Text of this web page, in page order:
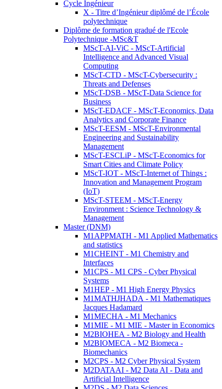
Cycle Ingénieur
X - Titre d’Ingénieur diplômé de l’École
polytechnique
Diplôme de formation gradué de l'Ecole
Polytechnique -MSc&T
MScT-AI-ViC - MScT-Artificial
Intelligence and Advanced Visual
Computing
MScT-CTD - MScT-Cybersecurity :
Threats and Defenses
MScT-DSB - MScT-Data Science for
Business
MScT-EDACF - MScT-Economics, Data
Analytics and Corporate Finance
MScT-EESM - MScT-Environmental
Engineering and Sustainability
Management
MScT-ESCLiP - MScT-Economics for
Smart Cities and Climate Policy
MScT-IOT - MScT-Internet of Things :
Innovation and Management Program
(IoT)
MScT-STEEM - MScT-Energy
Environment : Science Technology &
Management
Master (DNM)
M1APPMATH - M1 Applied Mathematics
and statistics
M1CHEINT - M1 Chemistry and
Interfaces
M1CPS - M1 CPS - Cyber Physical
Systems
M1HEP - M1 High Energy Physics
M1MATHJHADA - M1 Mathematiques
Jacques Hadamard
M1MECHA - M1 Mechanics
M1MIE - M1 MIE - Master in Economics
M2BIOHEA - M2 Biology and Health
M2BIOMECA - M2 Biomeca -
Biomechanics
M2CPS - M2 Cyber Physical System
M2DATAAI - M2 Data AI - Data and
Artificial Intelligence